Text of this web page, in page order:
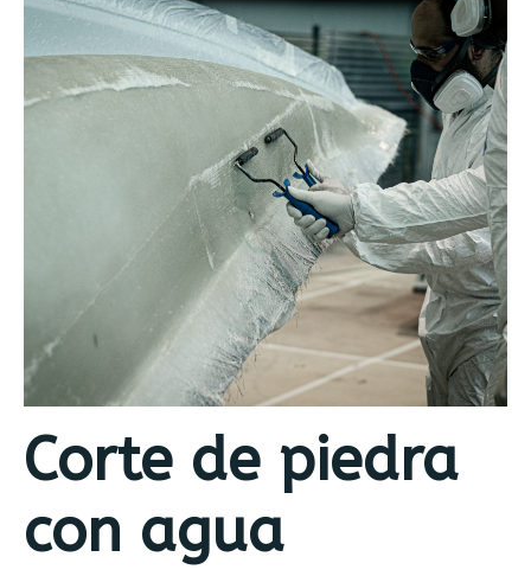
Corte de piedra
con agua